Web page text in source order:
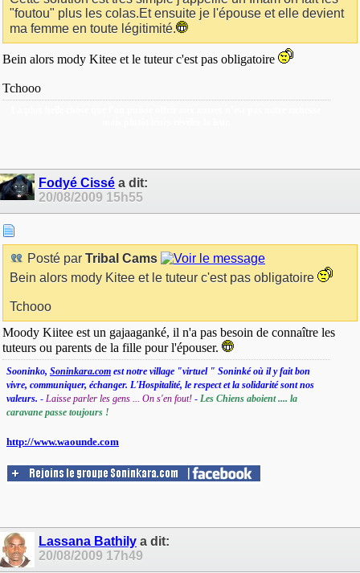
"foutou" plus les colas.Et ensuite je l'épouse et elle devient
ma femme en toute légitimité.
Bein alors mody Kitee et le tuteur c'est pas obligatoire
Tchooo
Fodyé Cissé a dit:
20/08/2009 15h55
Posté par Tribal Cams
Bein alors mody Kitee et le tuteur c'est pas obligatoire
Tchooo
Moody Kiitee est un gajaaganké, il n'a pas besoin de connaître les
tuteurs ou parents de la fille pour l'épouser.
Sooninko, Soninkara.com est notre village "virtuel " Soninké où il y fait bon
vivre, communiquer, échanger. L'Hospitalité, le respect et la solidarité sont nos
valeurs. - Laisse parler les gens ... On s'en fout! - Les Chiens aboient .... la
caravane passe toujours !
http://www.waounde.com
Lassana Bathily a dit:
20/08/2009 17h49